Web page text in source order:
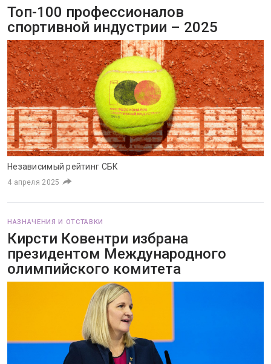
Топ-100 профессионалов
спортивной индустрии – 2025
Независимый рейтинг СБК
4 апреля 2025
НАЗНАЧЕНИЯ И ОТСТАВКИ
Кирсти Ковентри избрана
президентом Международного
олимпийского комитета